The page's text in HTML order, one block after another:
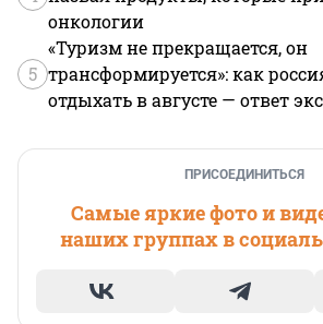
онкологии
5
«Туризм не прекращается, он
трансформируется»: как
отдыхать в августе — ответ
ПРИСОЕДИНИТЬСЯ
Самые яркие фото и
наших группах в